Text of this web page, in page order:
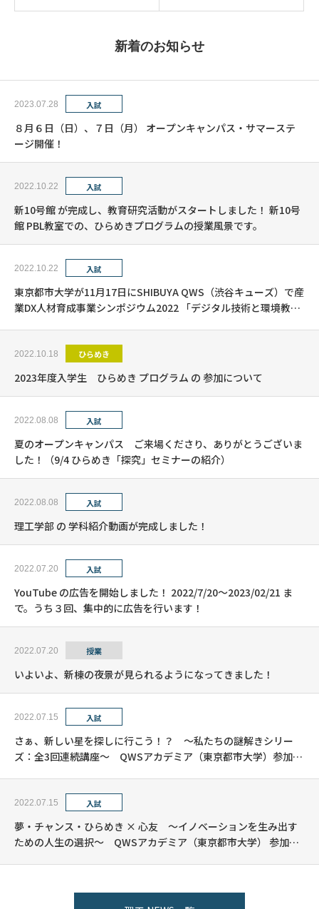
新着のお知らせ
2023.07.28 入試
８月６日（日）、７日（月） オープンキャンパス・サマーステ
ージ開催！
2022.10.22 入試
新10号館 が完成し、教育研究活動がスタートしました！ 新10号
館 PBL教室での、ひらめきプログラムの授業風景です。
2022.10.22 入試
東京都市大学が11月17日にSHIBUYA QWS（渋谷キューズ）で産
業DX人材育成事業シンポジウム2022 「デジタル技術と環境教
2022.10.18 ひらめき
2023年度入学生 ひらめき プログラム の 参加について
2022.08.08 入試
夏のオープンキャンパス ご来場くださり、ありがとうございま
した！（9/4 ひらめき「探究」セミナーの紹介）
2022.08.08 入試
理工学部 の 学科紹介動画が完成しました！
2022.07.20 入試
YouTube の広告を開始しました！ 2022/7/20～2023/02/21 ま
で。うち３回、集中的に広告を行います！
2022.07.20 授業
いよいよ、新棟の夜景が見られるようになってきました！
2022.07.15 入試
さぁ、新しい星を探しに行こう！？ ～私たちの謎解きシリー
ズ：全3回連続講座～ QWSアカデミア（東京都市大学）参加者
2022.07.15 入試
夢・チャンス・ひらめき × 心友 ～イノベーションを生み出す
ための人生の選択～ QWSアカデミア（東京都市大学） 参加者